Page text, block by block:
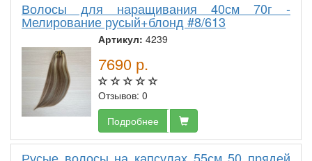
Волосы для наращивания 40см 70г -
Мелирование русый+блонд #8/613
Артикул: 4239
7690 р.
Отзывов: 0
Подробнее